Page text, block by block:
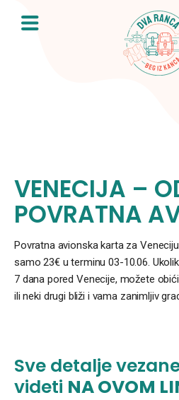
content
VENECIJA –
POVRATNA
Povratna avionska karta za
samo 23€ u terminu 03-10.06.
7 dana pored Venecije, možete
ili neki drugi bliži i vama zanimljiv
Sve detalje
videti NA OVOM